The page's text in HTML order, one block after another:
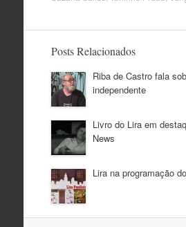
Posts Relacionados
Riba de Castro fala
independente
Livro do Lira em
News
Lira na programação